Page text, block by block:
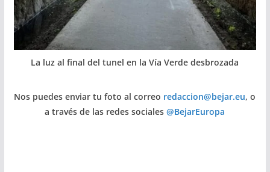
La luz al final del tunel en la Vía Verde desbrozada
Nos puedes enviar tu foto al correo redaccion@bejar.eu, o
a través de las redes sociales@BejarEuropa